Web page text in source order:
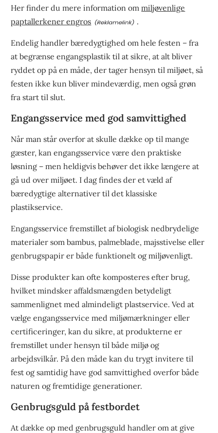
Her finder du mere information ommiljøvenlige
paptallerkener engros
.
Endelig handler bæredygtighed om hele festen – fra
at begrænse engangsplastik til at sikre, at alt bliver
ryddet op på en måde, der tager hensyn til miljøet, så
festen ikke kun bliver mindeværdig, men også grøn
fra start til slut.
Engangsservice med god samvittighed
Når man står overfor at skulle dække op til mange
gæster, kan engangsservice være den praktiske
løsning – men heldigvis behøver det ikke længere at
gå ud over miljøet. I dag findes der et væld af
bæredygtige alternativer til det klassiske
plastikservice.
Engangsservice fremstillet af biologisk nedbrydelige
materialer som bambus, palmeblade, majsstivelse eller
genbrugspapir er både funktionelt og miljøvenligt.
Disse produkter kan ofte komposteres efter brug,
hvilket mindsker affaldsmængden betydeligt
sammenlignet med almindeligt plastservice. Ved at
vælge engangsservice med miljømærkninger eller
certificeringer, kan du sikre, at produkterne er
fremstillet under hensyn til både miljø og
arbejdsvilkår. På den måde kan du trygt invitere til
fest og samtidig have god samvittighed overfor både
naturen og fremtidige generationer.
Genbrugsguld på festbordet
At dække op med genbrugsguld handler om at give